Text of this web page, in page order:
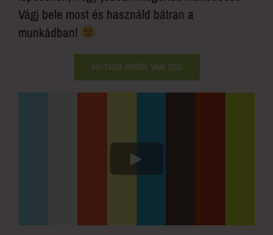
Vágj bele most és használd bátran a
munkádban!
MUTASD MIRŐL VAN SZÓ